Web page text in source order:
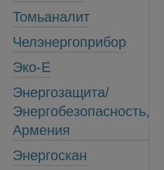
Томьаналит
Челэнергоприбор
Эко-Е
Энергозащита/
Энергобезопасность,
Армения
Энергоскан